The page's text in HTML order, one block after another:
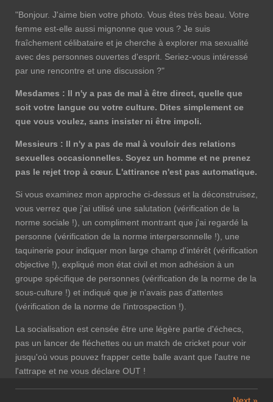
"Bonjour. J'aime bien votre photo. Vous êtes très beau. Votre
femme est-elle aussi mignonne que vous ? Je suis
fraîchement célibataire et je cherche à explorer ma sexualité
avec des personnes ouvertes d'esprit. Seriez-vous intéressé
par une rencontre et une discussion ?"
Mesdames : Il n'y a pas de mal à être direct, quelle que
soit votre langue ou votre culture. Dites simplement ce
que vous voulez, sans insister ni être impoli.
Messieurs : Il n'y a pas de mal à vouloir des relations
sexuelles occasionnelles. Soyez un homme et ne prenez
pas le rejet trop à cœur. L'attirance n'est pas automatique.
Si vous examinez mon approche ci-dessus et la déconstruisez,
vous verrez que j'ai utilisé une salutation (vérification de la
norme sociale !), un compliment montrant que j'ai regardé la
personne (vérification de la norme interpersonnelle !), une
taquinerie pour indiquer mon large champ d'intérêt (vérification
objective !), expliqué mon état civil et mon adhésion à un
groupe spécifique de personnes (vérification de la norme de la
sous-culture !) et indiqué que je n'avais pas d'attentes
(vérification de la norme de l'introspection !).
La socialisation est censée être une légère partie d'échecs,
pas un lancer de fléchettes ou un match de cricket pour voir
jusqu'où vous pouvez frapper cette balle avant que l'autre ne
l'attrape et ne vous déclare OUT !